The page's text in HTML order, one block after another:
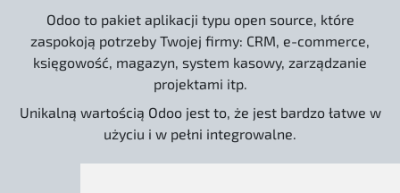
Odoo to pakiet aplikacji typu open source, które
zaspokoją potrzeby Twojej firmy: CRM, e-commerce,
księgowość, magazyn, system kasowy, zarządzanie
projektami itp.
Unikalną wartością Odoo jest to, że jest bardzo łatwe w
użyciu i w pełni integrowalne.